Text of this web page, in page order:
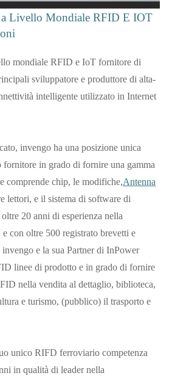
Livello Mondiale RFID E IOT
mondiale RFID e IoT fornitore di
sviluppatore e produttore di alta-
intelligente utilizzato in Internet
invengo ha una posizione unica
fornitore in grado di fornire una gamma
comprende chip, le modifiche,Antenna
lettori, e il sistema di software di
20 anni di esperienza nella
con oltre 500 registrato brevetti e
e la sua Partner di InPower
linee di prodotto e in grado di fornire
nella vendita al dettaglio, biblioteca,
e turismo, (pubblico) il trasporto e
unico RIFD ferroviario competenza
in qualità di leader nella